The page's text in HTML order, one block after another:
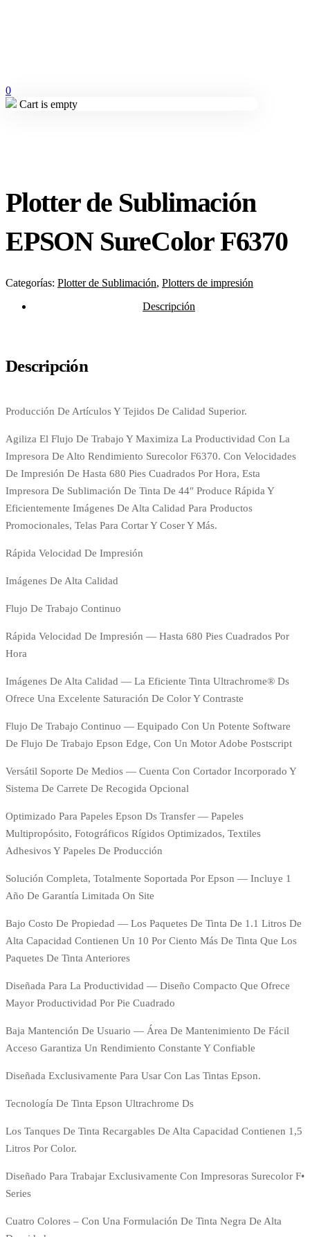
0
Cart is empty
Plotter de Sublimación
EPSON SureColor F6370
Categorías: Plotter de Sublimación, Plotters de impresión
Descripción
Descripción
Producción De Artículos Y Tejidos De Calidad Superior.
Agiliza El Flujo De Trabajo Y Maximiza La Productividad Con La
Impresora De Alto Rendimiento Surecolor F6370. Con Velocidades
De Impresión De Hasta 680 Pies Cuadrados Por Hora, Esta
Impresora De Sublimación De Tinta De 44″ Produce Rápida Y
Eficientemente Imágenes De Alta Calidad Para Productos
Promocionales, Telas Para Cortar Y Coser Y Más.
​Rápida Velocidad De Impresión
Imágenes De Alta Calidad
Flujo De Trabajo Continuo
Rápida Velocidad De Impresión — Hasta 680 Pies Cuadrados Por
Hora
​Imágenes De Alta Calidad — La Eficiente Tinta Ultrachrome® Ds
Ofrece Una Excelente Saturación De Color Y Contraste
​Flujo De Trabajo Continuo — Equipado Con Un Potente Software
De Flujo De Trabajo Epson Edge, Con Un Motor Adobe Postscript
​Versátil Soporte De Medios — Cuenta Con Cortador Incorporado Y
Sistema De Carrete De Recogida Opcional
​Optimizado Para Papeles Epson Ds Transfer — Papeles
Multipropósito, Fotográficos Rígidos Optimizados, Textiles
Adhesivos Y Papeles De Producción
​Solución Completa, Totalmente Soportada Por Epson — Incluye 1
Año De Garantía Limitada On Site
​Bajo Costo De Propiedad — Los Paquetes De Tinta De 1.1 Litros De
Alta Capacidad Contienen Un 10 Por Ciento Más De Tinta Que Los
Paquetes De Tinta Anteriores
​Diseñada Para La Productividad — Diseño Compacto Que Ofrece
Mayor Productividad Por Pie Cuadrado
​​Baja Mantención De Usuario — Área De Mantenimiento De Fácil
Acceso Garantiza Un Rendimiento Constante Y Confiable
Diseñada Exclusivamente Para Usar Con Las Tintas Epson.
Tecnología De Tinta Epson Ultrachrome Ds
Los Tanques De Tinta Recargables De Alta Capacidad Contienen 1,5
Litros Por Color.
Diseñado Para Trabajar Exclusivamente Con Impresoras Surecolor F•
Series
Cuatro Colores – Con Una Formulación De Tinta Negra De Alta